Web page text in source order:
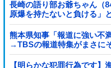
長崎の語り部お爺ちゃん（
原爆を持たないと負ける
代表（85）も中学生に「核
熊本県知事「報道に強い不
→TBSの報道特集がまさに
【明らかな犯罪行為です